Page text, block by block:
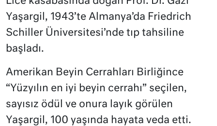
Yaşargil, 1943’te Almanya’da Friedrich
Schiller Üniversitesi’nde tıp tahsiline
başladı.
Amerikan Beyin Cerrahları Birliğince
“Yüzyılın en iyi beyin cerrahı” seçilen,
sayısız ödül ve onura layık görülen
Yaşargil, 100 yaşında hayata veda etti.